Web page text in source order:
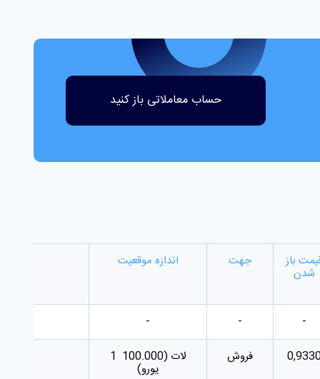
حساب معاملاتی باز کنید
اندازه موقعیت جهت باز
شدن
- - -
1 لات (100.000
یورو)
فروش